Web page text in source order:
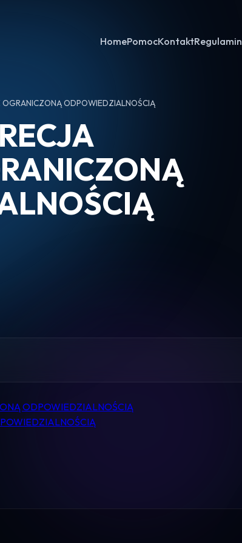
HomePomocKontaktRegulamin
ODPOWIEDZIALNOŚCIĄ
ODPOWIEDZIALNOŚCIĄ